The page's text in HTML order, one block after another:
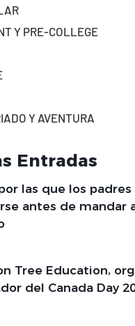
Y PRE-COLLEGE
Y AVENTURA
Entradas
las que los
antes de mandar
Tree Education,
del Canada Day